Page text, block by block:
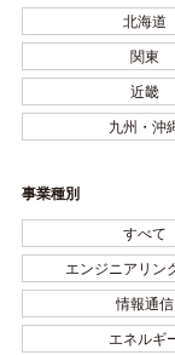
北海道
関東
近畿
九州・沖
事業種別
すべて
エンジニアリン
情報通信
エネルギ